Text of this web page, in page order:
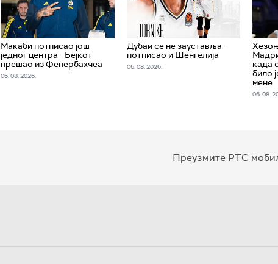
Макаби потписао још
једног центра - Бејкот
прешао из Фенербахчеа
06. 08. 2026.
Дубаи се не зауставља -
потписао и Шенгелија
06. 08. 2026.
када
било
мене
06. 08.
Преузмите РТС